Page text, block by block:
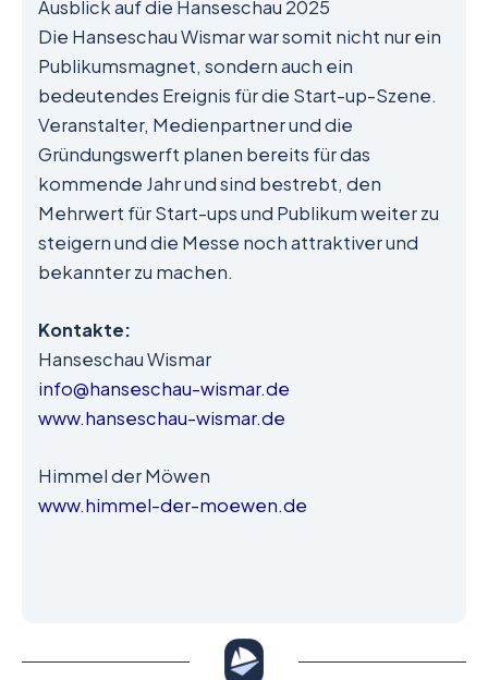
Ausblick auf die Hanseschau 2025
Die Hanseschau Wismar war somit nicht nur ein
Publikumsmagnet, sondern auch ein
bedeutendes Ereignis für die Start-up-Szene.
Veranstalter, Medienpartner und die
Gründungswerft planen bereits für das
kommende Jahr und sind bestrebt, den
Mehrwert für Start-ups und Publikum weiter zu
steigern und die Messe noch attraktiver und
bekannter zu machen.
Kontakte:
Hanseschau Wismar
info@hanseschau-wismar.de
www.hanseschau-wismar.de
Himmel der Möwen
www.himmel-der-moewen.de